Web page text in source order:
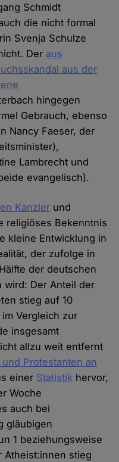
Schmidt
die nicht formal
Svenja Schulze
Der aus
aus der
hingegen
Gebrauch, ebenso
Nancy Faeser, der
Lambrecht und
evangelisch).
Kanzler und
religiöses Bekenntnis
kleine Entwicklung in
der zufolge in
der deutschen
wird: Der Anteil der
stieg auf 10
Vergleich zur
insgesamt
allzu weit entfernt
Protestanten an
einer Statistik hervor,
Woche
auch bei
gläubigen
1 beziehungsweise
Atheist:innen stieg